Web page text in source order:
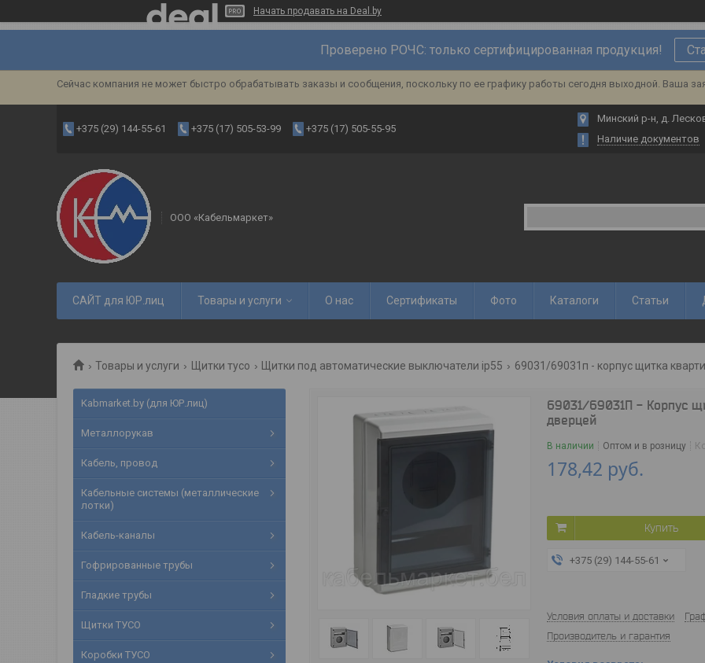
Начать продавать на Deal.by
Проверено РОЧС: только сертифицированная продукция!
Сейчас компания не может быстро обрабатывать заказы и сообщения, поскольку по ее графику работы сегодня выходной. Ваша
+375 (29) 144-55-61 +375 (17) 505-53-99 +375 (17) 505-55-95
Минский р-н, д.
Наличие документов
ООО «Кабельмаркет»
САЙТ для ЮР.лиц Товары и услуги О нас Сертификаты Фото Каталоги Статьи
Товары и услуги Щитки тусо Щитки под автоматические выключатели ip55 69031/69031п - корпус щитка
69031/69031П - Корпус
дверцей
В наличии Оптом и в розницу
178,42 руб.
Купить
+375 (29) 144-55-61
Условия оплаты и доставки
Производитель и гарантия
Kabmarket.by (для ЮР.лиц)
Металлорукав
Кабель, провод
Кабельные системы (металлические
лотки)
Кабель-каналы
Гофрированные трубы
Гладкие трубы
Щитки ТУСО
Коробки ТУСО